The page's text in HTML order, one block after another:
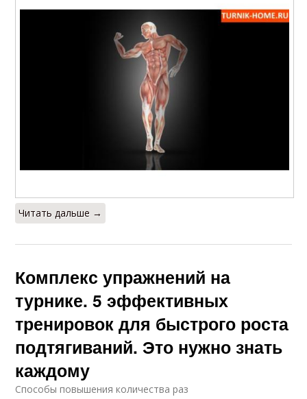
Читать дальше →
Комплекс упражнений на
турнике. 5 эффективных
тренировок для быстрого роста
подтягиваний. Это нужно знать
каждому
Способы повышения количества раз